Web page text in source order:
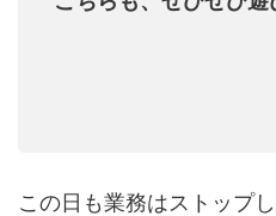
この日も業務はストップ